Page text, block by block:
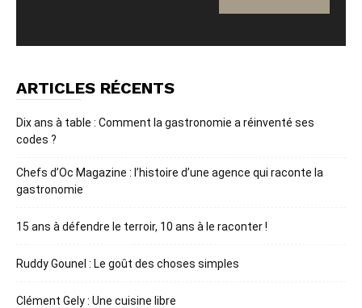
ARTICLES RÉCENTS
Dix ans à table : Comment la gastronomie a réinventé ses
codes ?
Chefs d’Oc Magazine : l’histoire d’une agence qui raconte la
gastronomie
15 ans à défendre le terroir, 10 ans à le raconter !
Ruddy Gounel : Le goût des choses simples
Clément Gely : Une cuisine libre